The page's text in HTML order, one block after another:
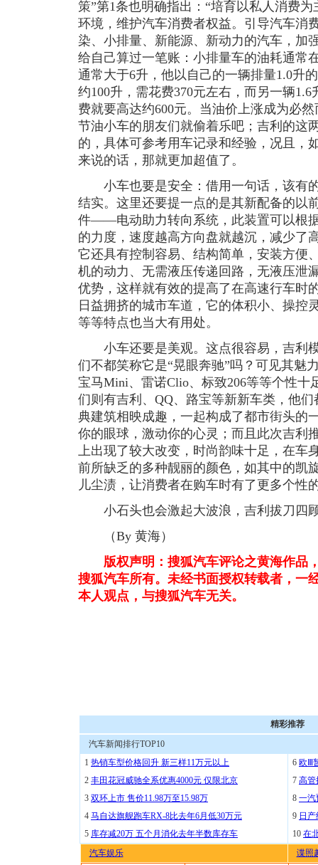
策”第1条也明确指出：“培育以私人消费
环境，维护汽车消费者权益。引导汽车消
染、小排量、新能源、新动力的汽车，加
给自己算过一笔账：小排量车的油耗通常
通常大于6升，他以自己的一辆排量1.0升
约100升，需花费370元左右，而另一辆
费就要高达约600元。当油价上涨成为必
节油小车的朋友们就偷着乐吧；吉利的这
的，具体可参考用车记录和经验，况且，
来说的话，那就更加超值了。
小车也要是安全：借用一句话，该有
结实。这里还要提一点的是其新配备的以
件——电动助力转向系统，此装置可以根
的力度，速度越高方向盘就越沉，减少了
它还具有控制容易、结构简单，安装方便
机的动力、无需液压传递回路，无液压泄
优势，这样就有效的提高了在高速行车时
日益拥挤的城市车道，它的体积小、操控
等等特点也当大有用处。
小车还要是美观。这点很容易，吉利
们不都笑称它是“晃眼奔驰”吗？可见其魅
宝马Mini、雷诺Clio、标致206等等个性十
们则有吉利、QQ、路宝等新新车类，他
典建筑相映成趣，一起构成了都市街头的
你的眼球，激动你的心灵；而且此次吉利
上出现了较大改变，时尚韵味十足，在车
前所缺乏的多种靓丽的颜色，如其中的凯
儿尘渍，让消费者在购车时有了更多个性
小石头也会激起大波浪，吉利拔刀四
（By 黄海）
版权声明：搜狐汽车评论之黄海作品
搜狐汽车所有。未经书面授权转载者，一
本人观点，与搜狐汽车无关。
精彩推荐
汽车新闻排行TOP10
1 热销车型价格回升 新三样11万元以上
2 丰田花冠威驰全系优惠4000元 仅限北京
3 双环上市 售价11.98万至15.98万
4 马自达旗舰跑车RX-8比去年6月低30万元
5 库存减20万 五个月消化去年半数库存车
6 欧Ⅲ
7 高管
8 一汽
9 日
10 在
汽车娱乐
谍照